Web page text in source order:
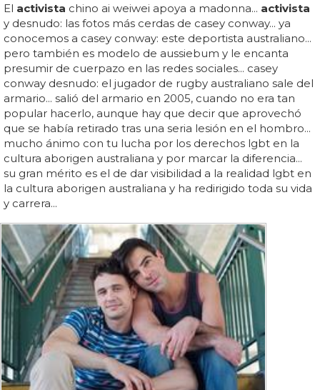
El activista chino ai weiwei apoya a madonna... activista
y desnudo: las fotos más cerdas de casey conway... ya
conocemos a casey conway: este deportista australiano...
pero también es modelo de aussiebum y le encanta
presumir de cuerpazo en las redes sociales... casey
conway desnudo: el jugador de rugby australiano sale del
armario... salió del armario en 2005, cuando no era tan
popular hacerlo, aunque hay que decir que aprovechó
que se había retirado tras una seria lesión en el hombro...
mucho ánimo con tu lucha por los derechos lgbt en la
cultura aborigen australiana y por marcar la diferencia...
su gran mérito es el de dar visibilidad a la realidad lgbt en
la cultura aborigen australiana y ha redirigido toda su vida
y carrera...